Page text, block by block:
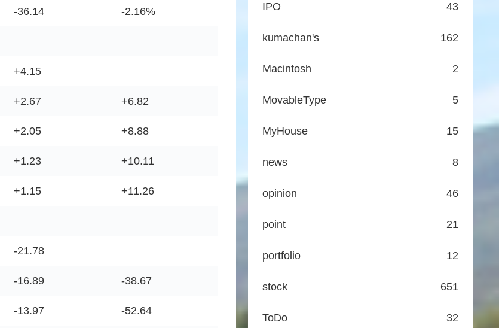
-36.14 -2.16%
+4.15
+2.67 +6.82
+2.05 +8.88
+1.23 +10.11
+1.15 +11.26
-21.78
-16.89 -38.67
-13.97 -52.64
IPO 43
kumachan's 162
Macintosh 2
MovableType 5
MyHouse 15
news 8
opinion 46
point 21
portfolio 12
stock 651
ToDo 32